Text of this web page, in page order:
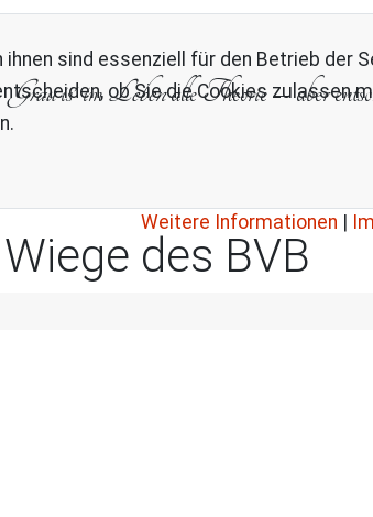
Grauis' imLebenalle Theorie – aber
des BVB
sind essenziell für den Betrieb
ob Sie die Cookies zulassen
Weitere Informationen